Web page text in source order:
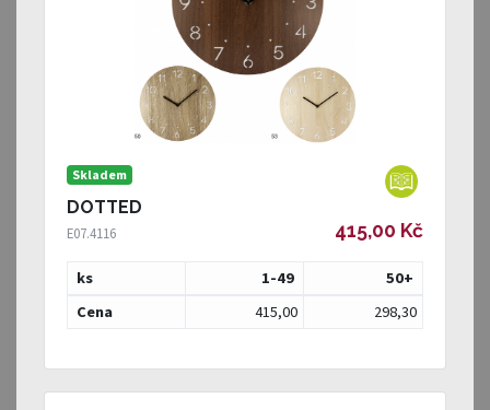
Skladem
DOTTED
E07.4116 415,00 Kč
ks 1-49 50+
Cena
415,00 298,30